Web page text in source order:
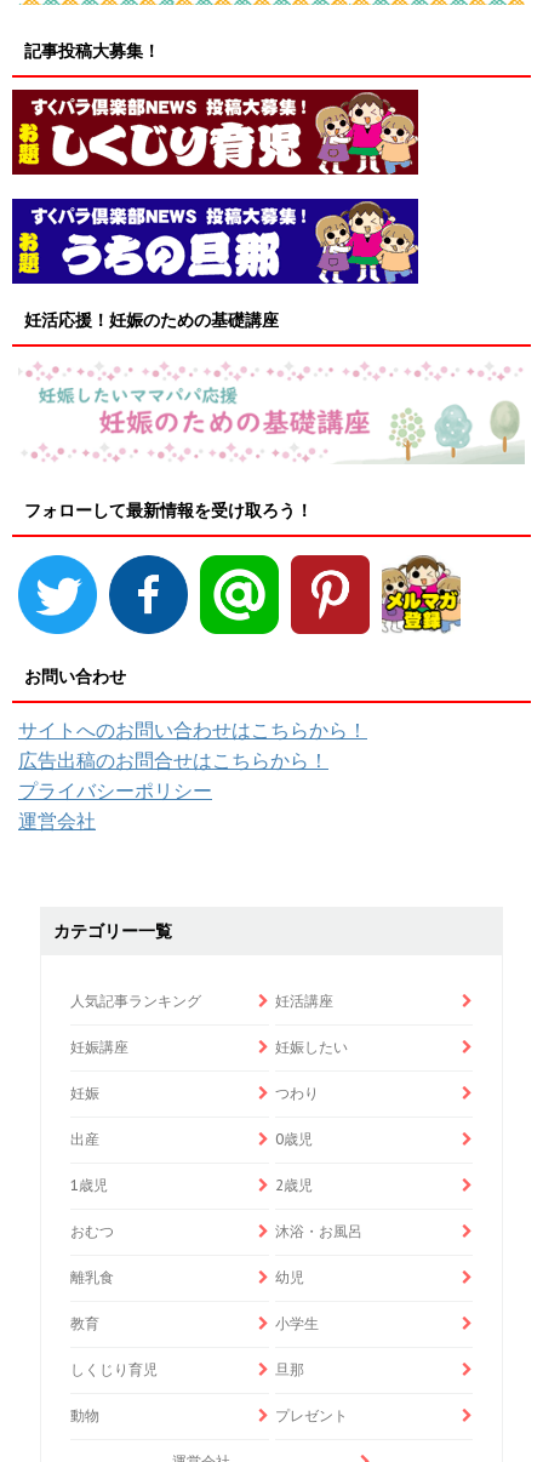
記事投稿大募集！
妊活応援！妊娠のための基礎講座
フォローして最新情報を受け取ろう！
お問い合わせ
サイトへのお問い合わせはこちらから！
広告出稿のお問合せはこちらから！
プライバシーポリシー
運営会社
カテゴリー一覧
人気記事ランキング 妊活講座
妊娠講座 妊娠したい
妊娠 つわり
出産 0歳児
1歳児 2歳児
おむつ 沐浴・お風呂
離乳食 幼児
教育 小学生
しくじり育児 旦那
動物 プレゼント